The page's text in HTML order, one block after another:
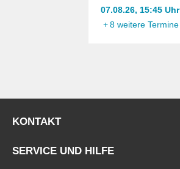
07.08.26, 15:45 Uhr
+ 8 weitere Termine
KONTAKT
SERVICE UND HILFE